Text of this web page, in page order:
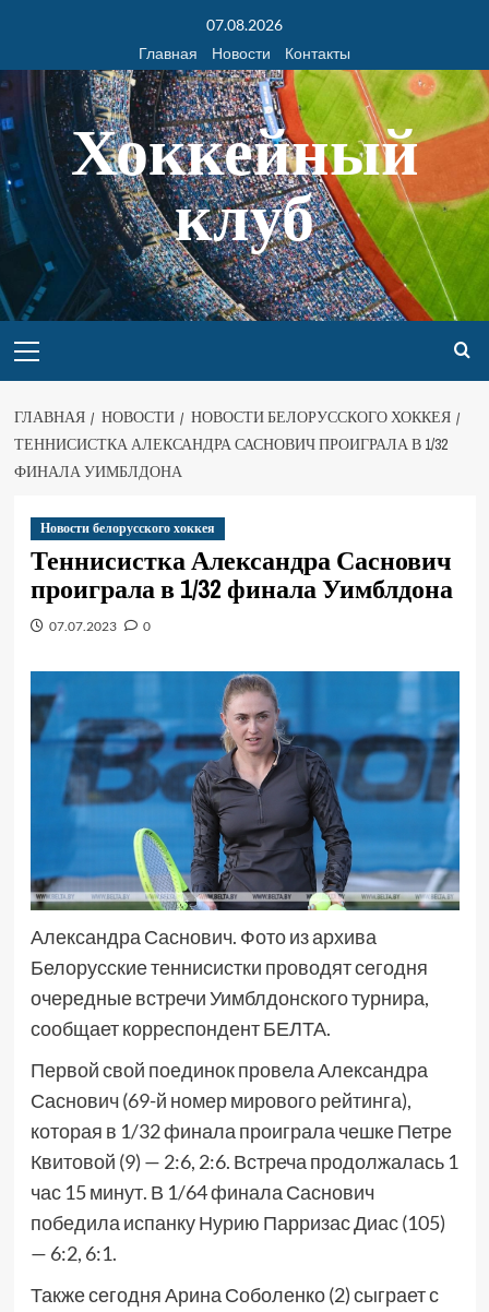
07.08.2026
Главная
Новости Контакты
Хоккейный
клуб
ГЛАВНАЯ НОВОСТИ
НОВОСТИ БЕЛОРУССКОГО ХОККЕЯ
ТЕННИСИСТКА АЛЕКСАНДРА САСНОВИЧ ПРОИГРАЛА В 1/32
ФИНАЛА УИМБЛДОНА
Новости белорусского хоккея
Теннисистка Александра Саснович
проиграла в 1/32 финала Уимблдона
07.07.2023 0
Александра Саснович. Фото из архива
Белорусские теннисистки проводят сегодня
очередные встречи Уимблдонского турнира,
сообщает корреспондент БЕЛТА.
Первой свой поединок провела Александра
Саснович (69-й номер мирового рейтинга),
которая в 1/32 финала проиграла чешке Петре
Квитовой (9) — 2:6, 2:6. Встреча продолжалась 1
час 15 минут. В 1/64 финала Саснович
победила испанку Нурию Парризас Диас (105)
— 6:2, 6:1.
Также сегодня Арина Соболенко (2) сыграет с